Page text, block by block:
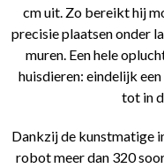
cm uit. Zo bereikt hij
precisie plaatsen onder
muren. Een hele
huisdieren: eindelijk
tot in
Dankzij de kunstmatige
robot meer dan 320